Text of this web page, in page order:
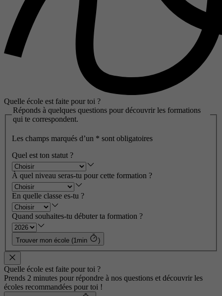
Quelle école est faite pour toi ?
Réponds à quelques questions pour découvrir les formations
qui te correspondent.
Les champs marqués d’un * sont obligatoires
Quel est ton statut ?
À quel niveau seras-tu pour cette formation ?
En quelle classe es-tu ?
Quand souhaites-tu débuter ta formation ?
Trouver mon école (1min )
Quelle école est faite pour toi ?
Prends 2 minutes pour répondre à nos questions et découvrir les
écoles recommandées pour toi !